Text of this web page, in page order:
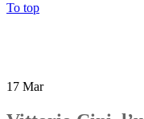
To top
17 Mar